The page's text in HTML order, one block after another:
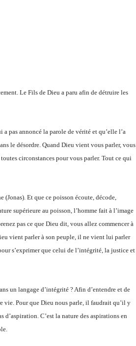
Le Fils de Dieu a paru afin de détruire les
pas annoncé la parole de vérité et qu’elle l’a
le désordre. Quand Dieu vient vous parler, vous
circonstances pour vous parler. Tout ce qui
Et que ce poisson écoute, décode,
supérieure au poisson, l’homme fait à l’image
pas ce que Dieu dit, vous allez commencer à
vient parler à son peuple, il ne vient lui parler
s’exprimer que celui de l’intégrité, la justice et
un langage d’intégrité ? Afin d’entendre et de
vie. Pour que Dieu nous parle, il faudrait qu’il y
d’aspiration. C’est la nature des aspirations en